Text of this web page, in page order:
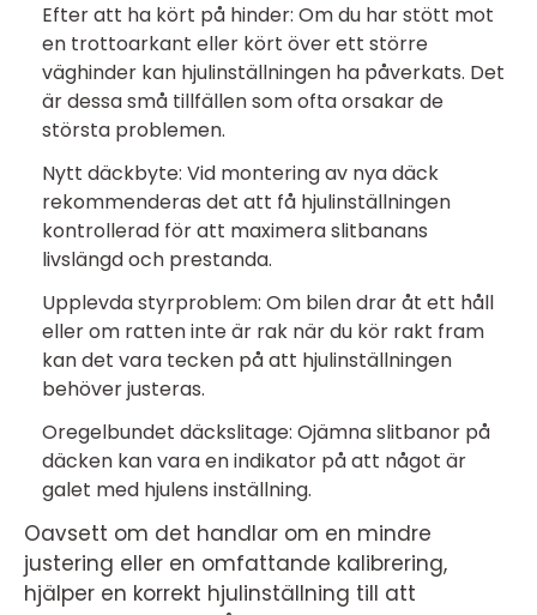
Efter att ha kört på hinder: Om du har stött mot
en trottoarkant eller kört över ett större
väghinder kan hjulinställningen ha påverkats. Det
är dessa små tillfällen som ofta orsakar de
största problemen.
Nytt däckbyte: Vid montering av nya däck
rekommenderas det att få hjulinställningen
kontrollerad för att maximera slitbanans
livslängd och prestanda.
Upplevda styrproblem: Om bilen drar åt ett håll
eller om ratten inte är rak när du kör rakt fram
kan det vara tecken på att hjulinställningen
behöver justeras.
Oregelbundet däckslitage: Ojämna slitbanor på
däcken kan vara en indikator på att något är
galet med hjulens inställning.
Oavsett om det handlar om en mindre
justering eller en omfattande kalibrering,
hjälper en korrekt hjulinställning till att